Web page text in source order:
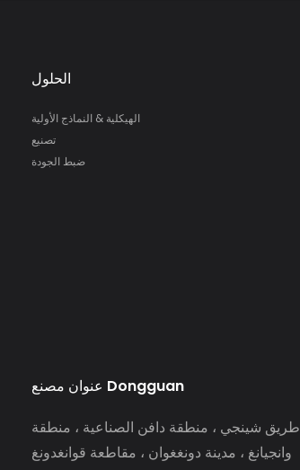
الحلول
الهيكلية & النماذج الأولية
تصنيع
ضبط الجودة
عنوان مصنع Dongguan
طريق شينجي ، منطقة دافن الصناعية ، منطقة
وانجيانغ ، مدينة دونغغوان ، مقاطعة قوانغدونغ